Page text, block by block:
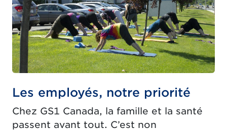
Les employés, notre priorité
Chez GS1 Canada, la famille et la santé
passent avant tout. C’est non